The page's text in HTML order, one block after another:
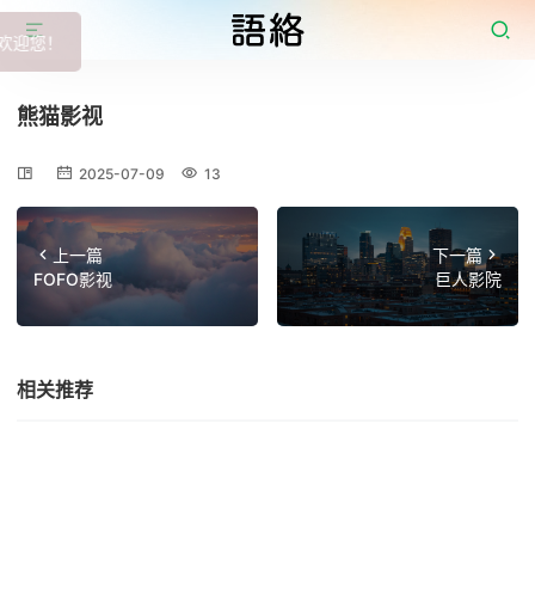
熊猫影视
2025-07-09 13
上一篇
FOFO影视
下一篇
巨人影院
相关推荐